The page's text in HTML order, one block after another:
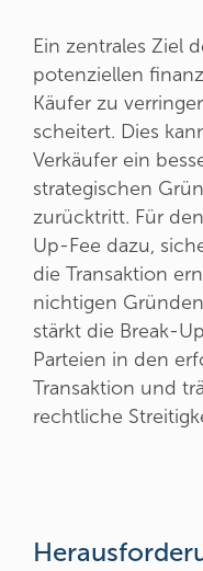
Ein zentrales Ziel
potenziellen
Käufer zu
scheitert. Dies
Verkäufer ein
strategischen
zurücktritt. Für
Up-Fee dazu,
die Transaktion
nichtigen
stärkt die Break-
Parteien in den
Transaktion und
rechtliche